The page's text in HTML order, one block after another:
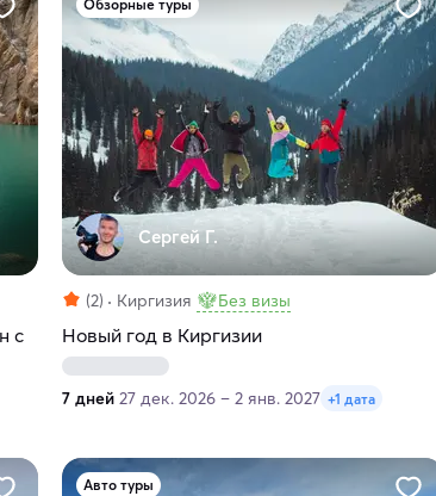
с
Обзорные туры
Сергей Г.
(2) Киргизия Без визы
Новый год в Киргизии
7 дней 27 дек. 2026 – 2 янв. 2027 +1 дата
Авто туры